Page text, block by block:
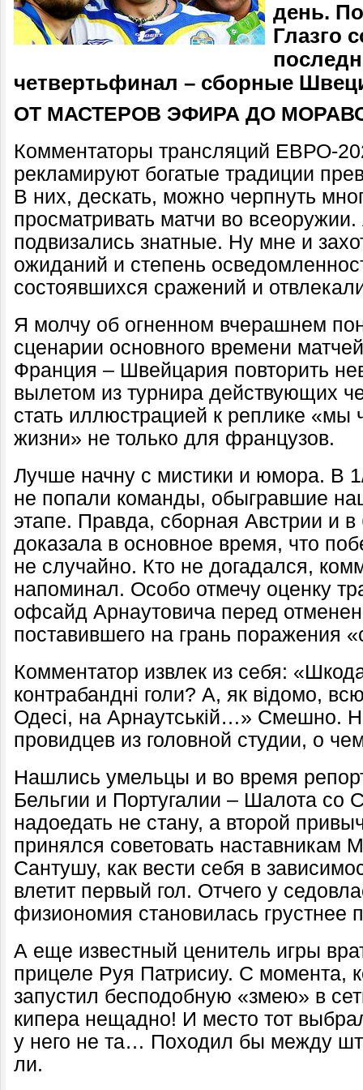
день.
Глазго
четвертьфинал – сборные
ОТ МАСТЕРОВ ЭФИРА ДО
Комментаторы трансляций ЕВРО-
рекламируют богатые традиции
В них, дескать, можно черпнуть
просматривать матчи во
подвизались знатные. Ну мне и
ожиданий и степень
состоявшихся сражений и
Я молчу об огненном вчерашнем
сценарии основного времени
Франция – Швейцария повторить
вылетом из турнира действующих
стать иллюстрацией к реплике «мы
жизни» не только для французов.
Лучше начну с мистики и юмора. В
не попали команды, обыгравшие
этапе. Правда, сборная Австрии и
доказала в основное время, что
не случайно. Кто не догадался,
напоминал. Особо отмечу оценку
офсайд Арнаутовича перед
поставившего на грань поражения
Комментатор извлек из себя:
контрабандні голи? А, як відомо,
Одесі, на Арнаутській…» Смешно.
провидцев из головной студии, о
Нашлись умельцы и во время
Бельгии и Португалии – Шалота со
надоедать не стану, а второй
принялся советовать наставникам
Сантушу, как вести себя в
влетит первый гол. Отчего у
физиономия становилась грустнее
А еще известный ценитель игры
прицеле Руя Патрисиу. С момента,
запустил бесподобную «змею» в
кипера нещадно! И место тот
у него не та… Походил бы между
ли.